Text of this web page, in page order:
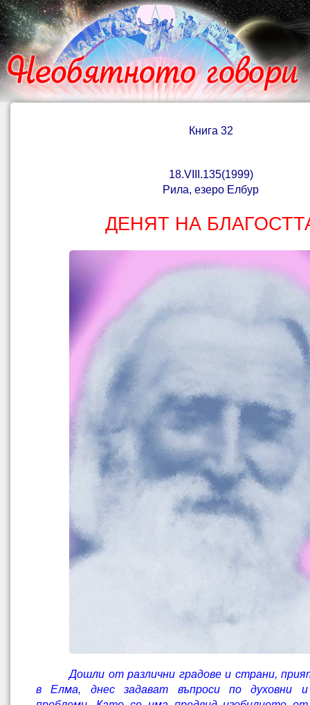
Книга 32
18.VIII .135(1999)
Рила, езеро Елбур
ДЕНЯТ НА
Дошли от различни градове и страни,
в Елма, днес задават въпроси по духовни и